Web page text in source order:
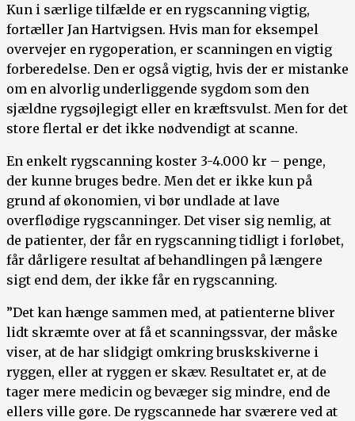
Kun i særlige tilfælde er en rygscanning vigtig,
fortæller Jan Hartvigsen. Hvis man for eksempel
overvejer en rygoperation, er scanningen en vigtig
forberedelse. Den er også vigtig, hvis der er mistanke
om en alvorlig underliggende sygdom som den
sjældne rygsøjlegigt eller en kræftsvulst. Men for det
store flertal er det ikke nødvendigt at scanne.
En enkelt rygscanning koster 3-4.000 kr – penge,
der kunne bruges bedre. Men det er ikke kun på
grund af økonomien, vi bør undlade at lave
overflødige rygscanninger. Det viser sig nemlig, at
de patienter, der får en rygscanning tidligt i forløbet,
får dårligere resultat af behandlingen på længere
sigt end dem, der ikke får en rygscanning.
”Det kan hænge sammen med, at patienterne bliver
lidt skræmte over at få et scanningssvar, der måske
viser, at de har slidgigt omkring bruskskiverne i
ryggen, eller at ryggen er skæv. Resultatet er, at de
tager mere medicin og bevæger sig mindre, end de
ellers ville gøre. De rygscannede har sværere ved at